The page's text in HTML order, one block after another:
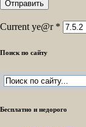
Current ye@r *
Поиск по сайту
Бесплатно и недорого